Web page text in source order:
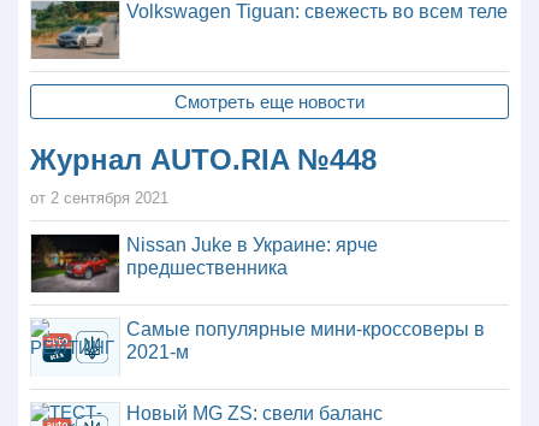
Volkswagen Tiguan: свежесть во всем теле
Смотреть еще новости
Журнал AUTO.RIA №448
от 2 сентября 2021
Nissan Juke в Украине: ярче
предшественника
Самые популярные мини-кроссоверы в
2021-м
Новый MG ZS: свели баланс